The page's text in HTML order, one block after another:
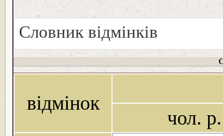
Словник відмінків
відмінок
чол. р.